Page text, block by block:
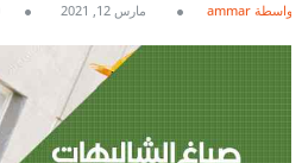
بواسطة ammar مارس 12, 2021